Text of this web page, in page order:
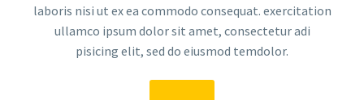
laboris nisi ut ex ea commodo consequat. exercitation
ullamco ipsum dolor sit amet, consectetur adi
pisicing elit, sed do eiusmod temdolor.